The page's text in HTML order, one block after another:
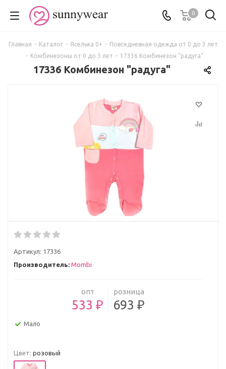
0
Главная - Каталог - Яселька 0+ - Повседневная одежда от 0 до 3 лет
- Комбинезоны от 0 до 3 лет - 17336 Комбинезон "радуга"
17336 Комбинезон "радуга"
Артикул: 17336
Производитель: Mombi
опт
533 ₽
розница
693 ₽
Мало
Цвет: розовый